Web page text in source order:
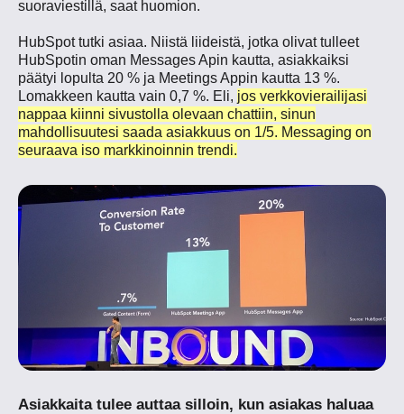
suoraviestillä, saat huomion.
HubSpot tutki asiaa. Niistä liideistä, jotka olivat tulleet
HubSpotin oman Messages Apin kautta, asiakkaiksi
päätyi lopulta 20 % ja Meetings Appin kautta 13 %.
Lomakkeen kautta vain 0,7 %. Eli, jos verkkovierailijasi
nappaa kiinni sivustolla olevaan chattiin, sinun
mahdollisuutesi saada asiakkuus on 1/5. Messaging on
seuraava iso markkinoinnin trendi.
Asiakkaita tulee auttaa silloin, kun asiakas haluaa